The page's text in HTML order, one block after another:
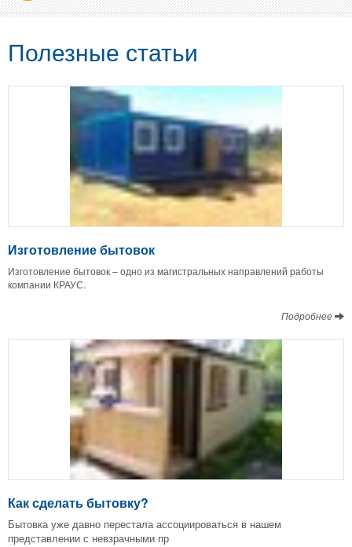
Полезные статьи
Изготовление бытовок
Изготовление бытовок – одно из магистральных направлений работы
компании КРАУС.
Подробнее
Как сделать бытовку?
Бытовка уже давно перестала ассоциироваться в нашем
представлении с невзрачными пр